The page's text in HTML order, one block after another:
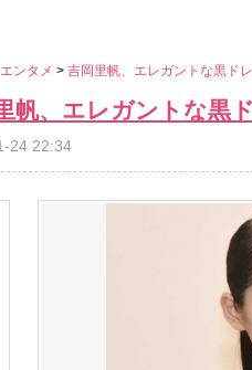
エンタメ > 吉岡里帆、エレガントな黒ド
帆、エレガントな黒
24 22:34